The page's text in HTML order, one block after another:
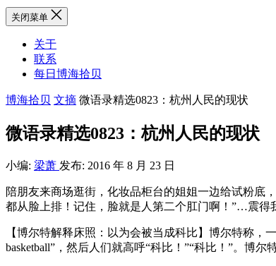
关闭菜单
关于
联系
每日博海拾贝
博海拾贝 文摘 微语录精选0823：杭州人民的现状
微语录精选0823：杭州人民的现状
小编: 梁萧 发布: 2016 年 8 月 23 日
陪朋友来商场逛街，化妆品柜台的姐姐一边给试粉底
都从脸上排！记住，脸就是人第二个肛门啊！”…震得
【博尔特解释床照：以为会被当成科比】博尔特称
basketball”，然后人们就高呼“科比！”“科比！”。博